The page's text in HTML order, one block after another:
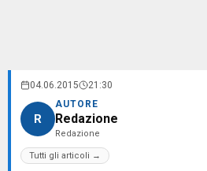
04.06.2015 21:30
R
AUTORE
Redazione
Redazione
Tutti gli articoli →